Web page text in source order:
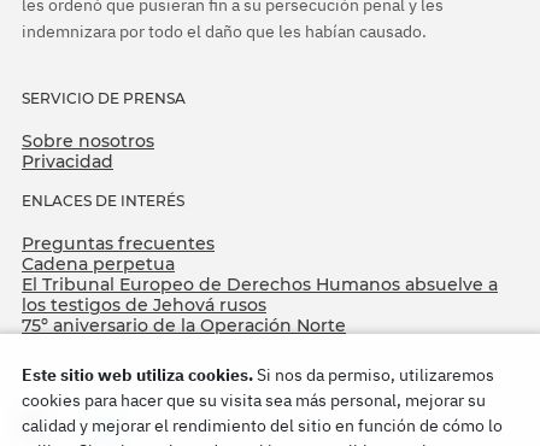
les ordenó que pusieran fin a su persecución penal y les
indemnizara por todo el daño que les habían causado.
SERVICIO DE PRENSA
Sobre nosotros
Privacidad
ENLACES DE INTERÉS
Preguntas frecuentes
Cadena perpetua
El Tribunal Europeo de Derechos Humanos absuelve a
los testigos de Jehová rusos
75º aniversario de la Operación Norte
Este sitio web utiliza cookies.Si nos da permiso, utilizaremos
cookies para hacer que su visita sea más personal, mejorar su
calidad y mejorar el rendimiento del sitio en función de cómo lo